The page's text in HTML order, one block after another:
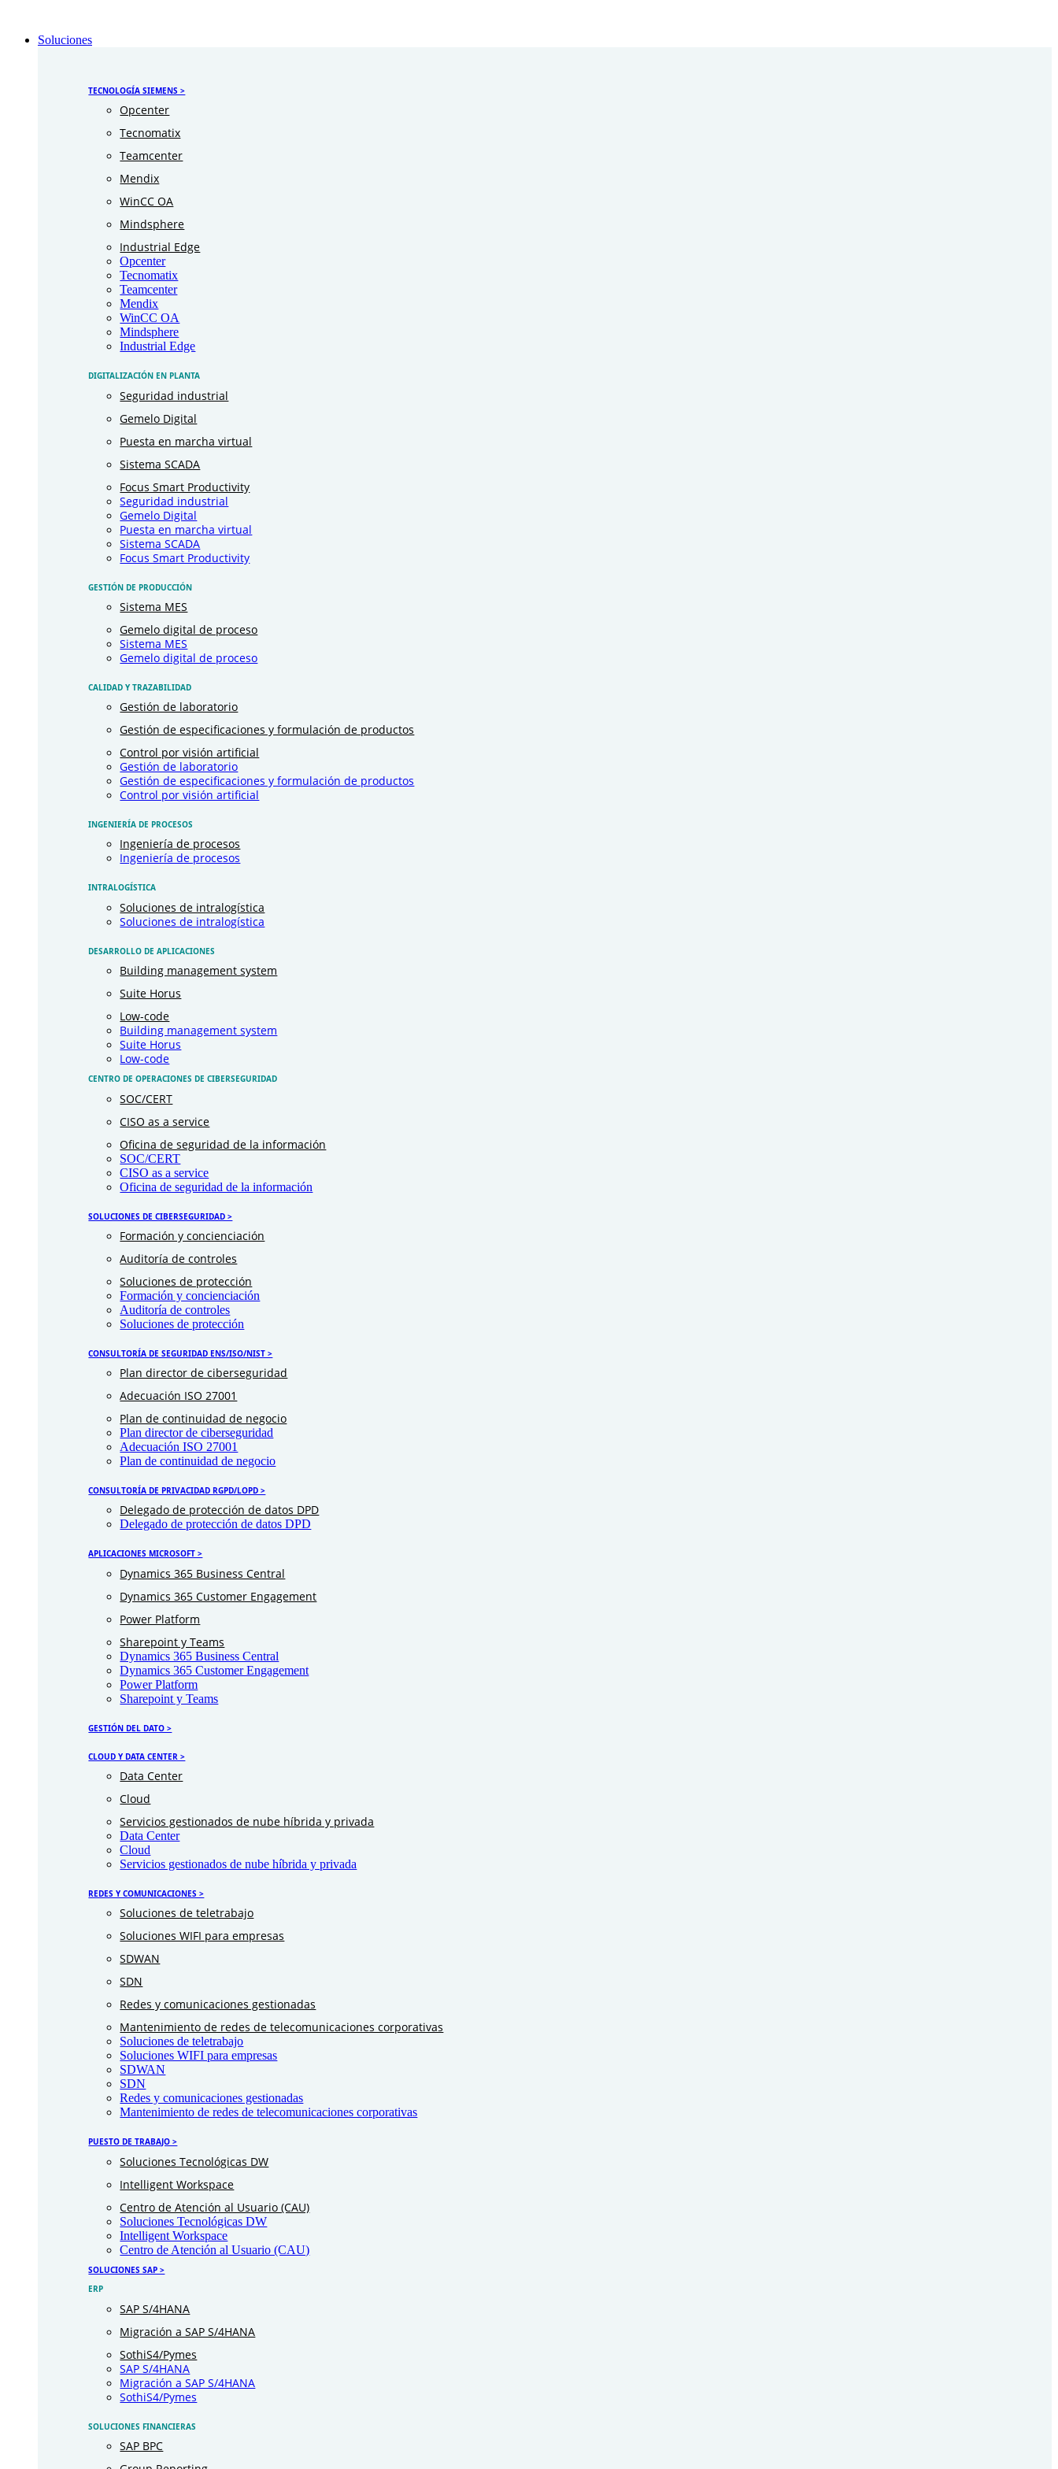
Soluciones
TECNOLOGÍA SIEMENS >
Opcenter
Tecnomatix
Teamcenter
Mendix
WinCC OA
Mindsphere
Industrial Edge
Opcenter
Tecnomatix
Teamcenter
Mendix
WinCC OA
Mindsphere
Industrial Edge
DIGITALIZACIÓN EN PLANTA
Seguridad industrial
Gemelo Digital
Puesta en marcha virtual
Sistema SCADA
Focus Smart Productivity
Seguridad industrial
Gemelo Digital
Puesta en marcha virtual
Sistema SCADA
Focus Smart Productivity
GESTIÓN DE PRODUCCIÓN
Sistema MES
Gemelo digital de proceso
Sistema MES
Gemelo digital de proceso
CALIDAD Y TRAZABILIDAD
Gestión de laboratorio
Gestión de especificaciones y formulación de productos
Control por visión artificial
Gestión de laboratorio
Gestión de especificaciones y formulación de productos
Control por visión artificial
INGENIERÍA DE PROCESOS
Ingeniería de procesos
Ingeniería de procesos
INTRALOGÍSTICA
Soluciones de intralogística
Soluciones de intralogística
DESARROLLO DE APLICACIONES
Building management system
Suite Horus
Low-code
Building management system
Suite Horus
Low-code
CENTRO DE OPERACIONES DE CIBERSEGURIDAD
SOC/CERT
CISO as a service
Oficina de seguridad de la información
SOC/CERT
CISO as a service
Oficina de seguridad de la información
SOLUCIONES DE CIBERSEGURIDAD >
Formación y concienciación
Auditoría de controles
Soluciones de protección
Formación y concienciación
Auditoría de controles
Soluciones de protección
CONSULTORÍA DE SEGURIDAD ENS/ISO/NIST >
Plan director de ciberseguridad
Adecuación ISO 27001
Plan de continuidad de negocio
Plan director de ciberseguridad
Adecuación ISO 27001
Plan de continuidad de negocio
CONSULTORÍA DE PRIVACIDAD RGPD/LOPD >
Delegado de protección de datos DPD
Delegado de protección de datos DPD
APLICACIONES MICROSOFT >
Dynamics 365 Business Central
Dynamics 365 Customer Engagement
Power Platform
Sharepoint y Teams
Dynamics 365 Business Central
Dynamics 365 Customer Engagement
Power Platform
Sharepoint y Teams
GESTIÓN DEL DATO >
CLOUD Y DATA CENTER >
Data Center
Cloud
Servicios gestionados de nube híbrida y privada
Data Center
Cloud
Servicios gestionados de nube híbrida y privada
REDES Y COMUNICACIONES >
Soluciones de teletrabajo
Soluciones WIFI para empresas
SDWAN
SDN
Redes y comunicaciones gestionadas
Mantenimiento de redes de telecomunicaciones corporativas
Soluciones de teletrabajo
Soluciones WIFI para empresas
SDWAN
SDN
Redes y comunicaciones gestionadas
Mantenimiento de redes de telecomunicaciones corporativas
PUESTO DE TRABAJO >
Soluciones Tecnológicas DW
Intelligent Workspace
Centro de Atención al Usuario (CAU)
Soluciones Tecnológicas DW
Intelligent Workspace
Centro de Atención al Usuario (CAU)
SOLUCIONES SAP >
ERP
SAP S/4HANA
Migración a SAP S/4HANA
SothiS4/Pymes
SAP S/4HANA
Migración a SAP S/4HANA
SothiS4/Pymes
SOLUCIONES FINANCIERAS
SAP BPC